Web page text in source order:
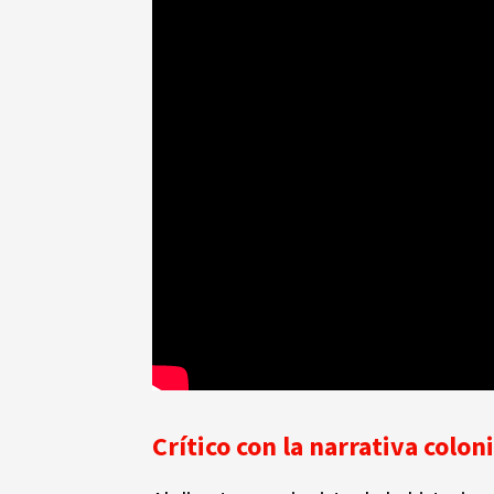
Crítico con la narrativa